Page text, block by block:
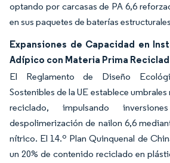
optando por carcasas de PA 6,6
en sus paquetes de baterías estructurales
Expansiones de Capacidad en
Adípico con Materia Prima
El Reglamento de Diseño
Sostenibles de la UE establece
reciclado, impulsando
despolimerización de nailon 6,6
nítrico. El 14.º Plan Quinquenal de
un 20% de contenido reciclado en